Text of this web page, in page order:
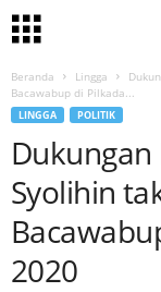
Beranda Lingga
Bacawabup di Pilkada...
LINGGA POLITIK
Syolihin
2020